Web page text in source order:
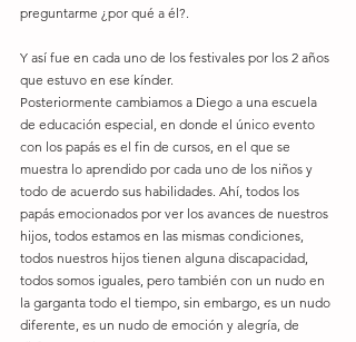
preguntarme ¿por qué a él?.
Y así fue en cada uno de los festivales por los 2 años
que estuvo en ese kínder.
Posteriormente cambiamos a Diego a una escuela
de educación especial, en donde el único evento
con los papás es el fin de cursos, en el que se
muestra lo aprendido por cada uno de los niños y
todo de acuerdo sus habilidades. Ahí, todos los
papás emocionados por ver los avances de nuestros
hijos, todos estamos en las mismas condiciones,
todos nuestros hijos tienen alguna discapacidad,
todos somos iguales, pero también con un nudo en
la garganta todo el tiempo, sin embargo, es un nudo
diferente, es un nudo de emoción y alegría, de